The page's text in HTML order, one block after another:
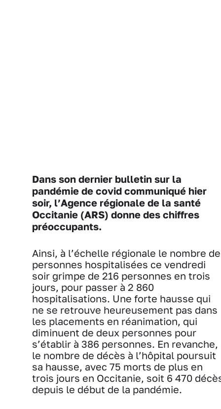
Dans son dernier bulletin sur la
pandémie de covid communiqué hier
soir, l’Agence régionale de la santé
Occitanie (ARS) donne des chiffres
préoccupants.
Ainsi, à l’échelle régionale le nombre de
personnes hospitalisées ce vendredi
soir grimpe de 216 personnes en trois
jours, pour passer à 2 860
hospitalisations. Une forte hausse qui
ne se retrouve heureusement pas dans
les placements en réanimation, qui
diminuent de deux personnes pour
s’établir à 386 personnes. En revanche,
le nombre de décès à l’hôpital poursuit
sa hausse, avec 75 morts de plus en
trois jours en Occitanie, soit 6 470
depuis le début de la pandémie.